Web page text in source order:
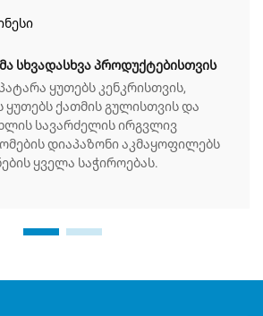
სხვადასხვა პროდუქტებისთვის
ყუთებს კენკრისთვის,
ყუთებს ქათმის გულისთვის და
სავარძელის ირგვლივ
დიაპაზონი აკმაყოფილებს
ყველა საჭიროებას.